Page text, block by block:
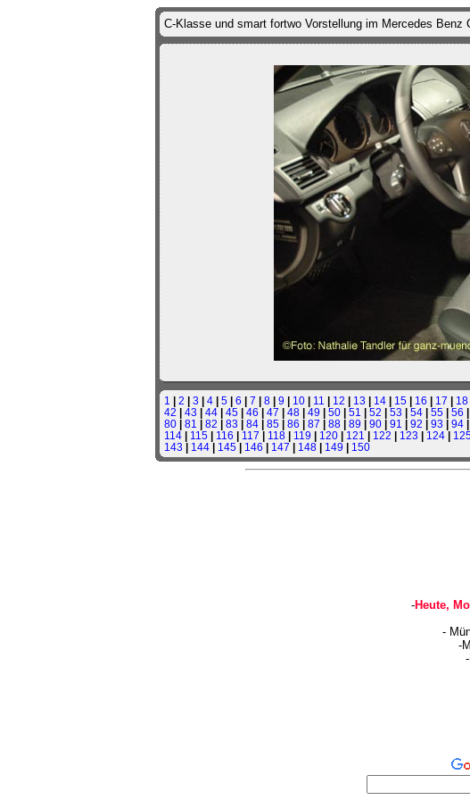
C-Klasse und smart fortwo Vorstellung im Mercedes
1 | 2 | 3 | 4 | 5 | 6 | 7 | 8 | 9 | 10 | 11 | 12 | 13 | 14 | 15 | 16 | 17 | 18
42 | 43 | 44 | 45 | 46 | 47 | 48 | 49 | 50 | 51 | 52 | 53 | 54 | 55 | 56 |
80 | 81 | 82 | 83 | 84 | 85 | 86 | 87 | 88 | 89 | 90 | 91 | 92 | 93 | 94 |
114 | 115 | 116 | 117 | 118 | 119 | 120 | 121 | 122 | 123 | 124 |
143 | 144 | 145 | 146 | 147 | 148 | 149 | 150
-Heute,
-
-